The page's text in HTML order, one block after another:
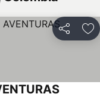
Compartir